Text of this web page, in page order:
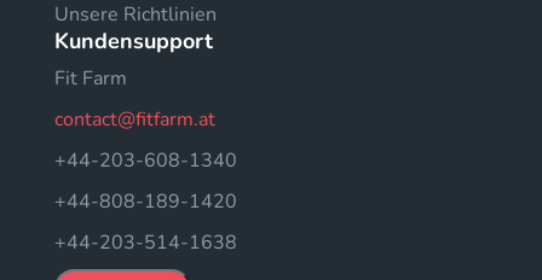
Unsere Richtlinien
Kundensupport
Fit Farm
contact@fitfarm.at
+44-203-608-1340
+44-808-189-1420
+44-203-514-1638